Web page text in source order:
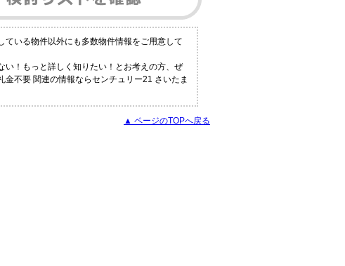
いる物件以外にも多数物件情報をご用意して
い！もっと詳しく知りたい！とお考えの方、ぜ
不要 関連の情報ならセンチュリー21 さいたま
▲ ページのTOPへ戻る